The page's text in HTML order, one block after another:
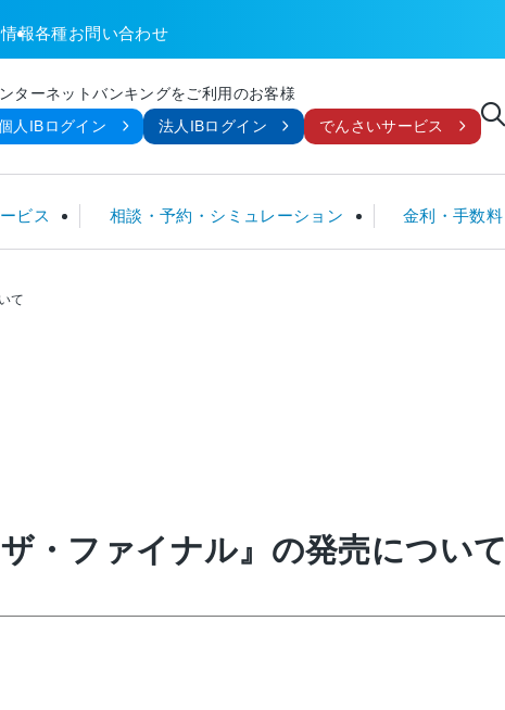
報各種お問い合わせ
ターネットバンキングをご利用のお客様
人IBログイン
法人IBログイン でんさいサービス
ビス 相談・予約・シミュレーション 金利・手数料
て
・ファイナル』の発売について